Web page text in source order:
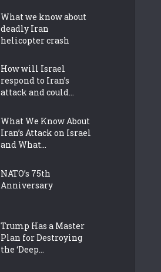
What we know about
deadly Iran
helicopter crash
How will Israel
respond to Iran’s
attack and could...
What We Know About
Iran’s Attack on Israel
and What...
NATO’s 75th
Anniversary
Trump Has a Master
Plan for Destroying
the ‘Deep...